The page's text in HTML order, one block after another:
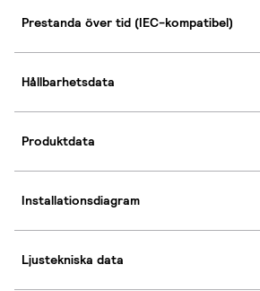
Prestanda över tid (IEC-kompatibel)
Hållbarhetsdata
Produktdata
Installationsdiagram
Ljustekniska data